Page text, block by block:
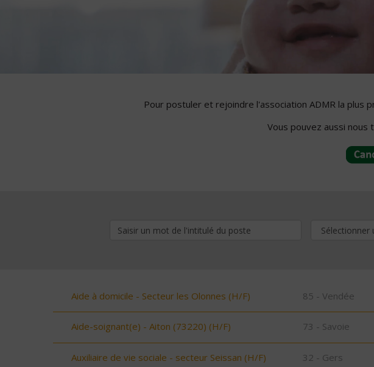
Pour postuler et rejoindre l'association ADMR la plus
Vous pouvez aussi
Aide à domicile - Secteur les Olonnes (H/F) 85 - Vendée
Aide-soignant(e) - Aiton (73220) (H/F) 73 - Savoie
Auxiliaire de vie sociale - secteur Seissan (H/F) 32 - Gers